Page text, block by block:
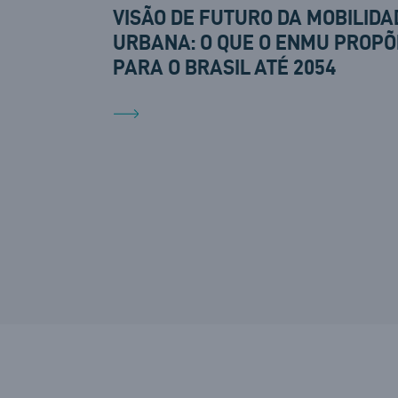
VISÃO DE FUTURO DA
URBANA: O QUE O ENMU
PARA O BRASIL ATÉ 2054